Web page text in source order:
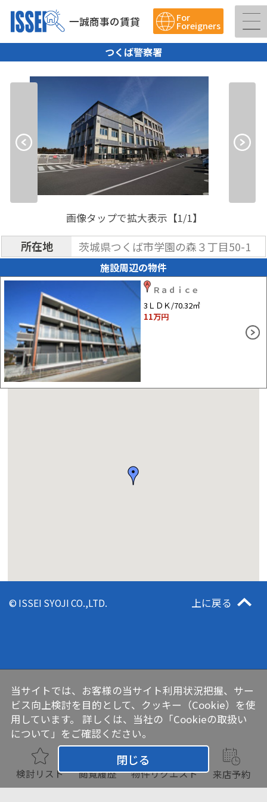
一誠商事の賃貸 For
Foreigners
つくば警察署
画像タップで拡大表示【1/1】
所在地 茨城県つくば市学園の森３丁目50-1
施設周辺の物件
Ｒａｄｉｃｅ
3ＬＤＫ/70.32㎡
11万円
© ISSEI SYOJI CO.,LTD. 上に戻る
検討リスト 閲覧履歴 物件リクエスト 来店予約
当サイトでは、お客様の当サイト利用状況把握、サー
ビス向上検討を目的として、クッキー（Cookie）を使
用しています。 詳しくは、当社の 「Cookieの取扱い
について」 をご確認ください。
閉じる